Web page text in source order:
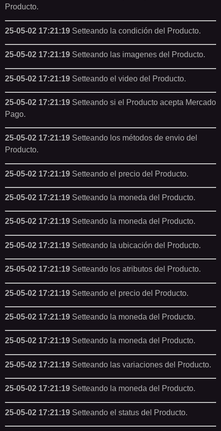
Producto.
25-05-02 17:21:19 Setteando la condición del Producto.
25-05-02 17:21:19 Setteando las imagenes del Producto.
25-05-02 17:21:19 Setteando el video del Producto.
25-05-02 17:21:19 Setteando si el Producto acepta Mercado
Pago.
25-05-02 17:21:19 Setteando los métodos de envio del
Producto.
25-05-02 17:21:19 Setteando el precio del Producto.
25-05-02 17:21:19 Setteando la moneda del Producto.
25-05-02 17:21:19 Setteando la moneda del Producto.
25-05-02 17:21:19 Setteando la ubicación del Producto.
25-05-02 17:21:19 Setteando los atributos del Producto.
25-05-02 17:21:19 Setteando el precio del Producto.
25-05-02 17:21:19 Setteando la moneda del Producto.
25-05-02 17:21:19 Setteando la moneda del Producto.
25-05-02 17:21:19 Setteando las variaciones del Producto.
25-05-02 17:21:19 Setteando la moneda del Producto.
25-05-02 17:21:19 Setteando el status del Producto.